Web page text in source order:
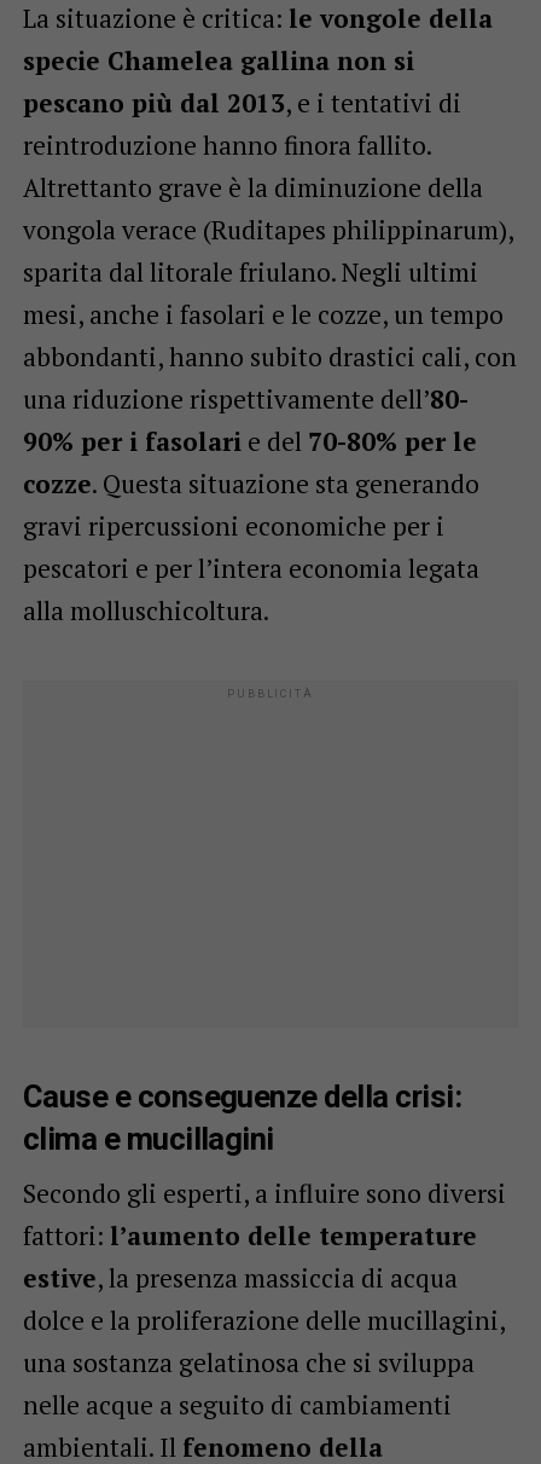
La situazione è critica: le vongole della
specie Chamelea gallina non si
pescano più dal 2013, e i tentativi di
reintroduzione hanno finora fallito.
Altrettanto grave è la diminuzione della
vongola verace (Ruditapes philippinarum),
sparita dal litorale friulano. Negli ultimi
mesi, anche i fasolari e le cozze, un tempo
abbondanti, hanno subito drastici cali, con
una riduzione rispettivamente dell’80-
90% per i fasolarie del 70-80% per le
cozze. Questa situazione sta generando
gravi ripercussioni economiche per i
pescatori e per l’intera economia legata
alla molluschicoltura.
Cause e conseguenze della crisi:
clima e mucillagini
Secondo gli esperti, a influire sono diversi
fattori: l’aumento delle temperature
estive, la presenza massiccia di acqua
dolce e la proliferazione delle mucillagini,
una sostanza gelatinosa che si sviluppa
nelle acque a seguito di cambiamenti
ambientali. Il fenomeno della